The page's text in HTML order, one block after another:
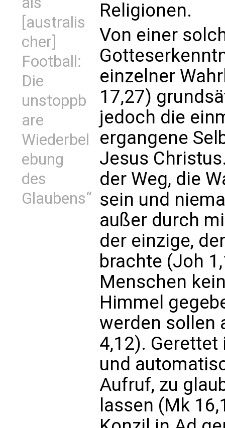
[australis
cher]
Football:
Die
unstoppb
are
Wiederbel
ebung
des
Glaubens“
Religionen.
Von einer
einzelner
17,27)
jedoch die
ergangene
Jesus
der Weg, die
sein und
außer durch
der einzige,
brachte (Joh
Menschen
Himmel
werden
4,12).
und
Aufruf, zu
lassen (Mk